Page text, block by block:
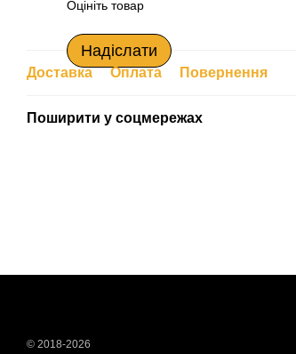
Оцініть товар
Надіслати
Доставка Оплата Повернення
Поширити у соцмережах
© 2018-2026